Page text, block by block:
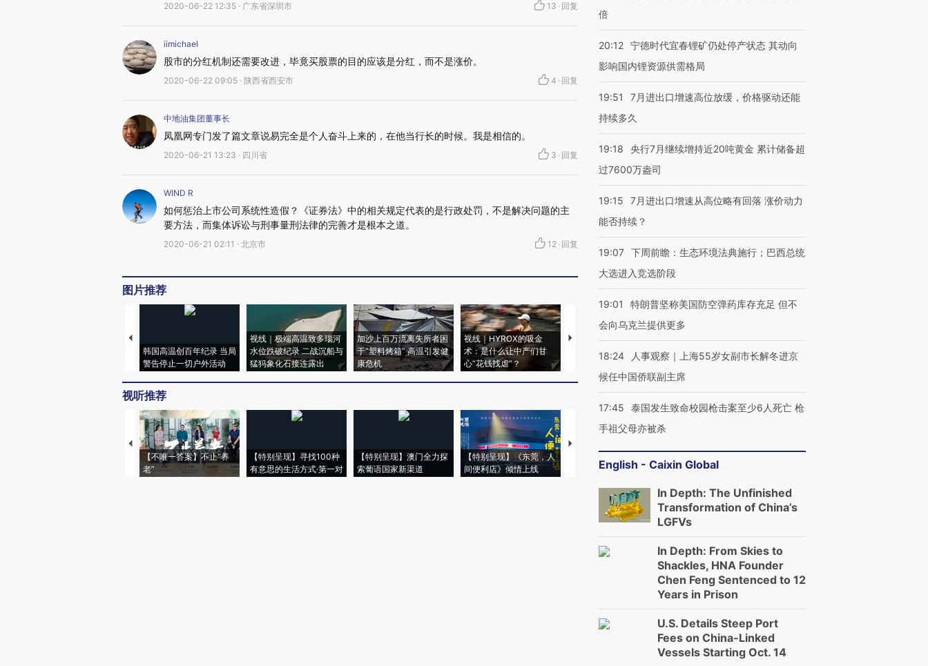
2020-06-22 12:35 · 广东省深圳市 13 · 回复
iimichael
股市的分红机制还需要改进，毕竟买股票的目的应该是分红，而不是涨价。
2020-06-22 09:05 · 陕西省西安市 4 · 回复
中地油集团董事长
凤凰网专门发了篇文章说易完全是个人奋斗上来的，在他当行长的时候。我是相信的。
2020-06-21 13:23 · 四川省 3 · 回复
WIND R
如何惩治上市公司系统性造假？《证券法》中的相关规定代表的是行政处罚，不是解决问题的主
要方法，而集体诉讼与刑事量刑法律的完善才是根本之道。
2020-06-21 02:11 · 北京市 12 · 回复
图片推荐
韩国高温创百年纪录 当局
警告停止一切户外活动
视线｜极端高温致多瑙河
水位跌破纪录 二战沉船与
猛犸象化石接连露出
加沙上百万流离失所者困
于“塑料烤箱” 高温引发健
康危机
视线｜HYROX的吸金
术：是什么让中产们甘
心“花钱找虐”？
马航飞行员跨国走私7万
粒摇头丸 尿检体内含3种
视线｜被称为“蟑螂”的印
度Z世代 用街头抗争将教
育部长拱下台
视线｜“入侵”还是“人道危
机”？难民潮撕裂西班牙
飞地休达
视听推荐
【不唯一答案】不止“养
老”
【特别呈现】寻找100种
有意思的生活方式·第一对
【特别呈现】澳门全力探
索葡语国家新渠道
【特别呈现】《东莞，人
间便利店》倾情上线
【推广】走进第四届链博
有意思的生活方式·第三对
倍
20:12 宁德时代宜春锂矿仍处停产状态 其动向
影响国内锂资源供需格局
19:51
7月进出口增速高位放缓，价格驱动还能
持续多久
19:18
央行7月继续增持近20吨黄金 累计储备超
过7600万盎司
19:15
7月进出口增速从高位略有回落 涨价动力
能否持续？
19:07 下周前瞻：生态环境法典施行；巴西总统
大选进入竞选阶段
19:01
特朗普坚称美国防空弹药库存充足 但不
会向乌克兰提供更多
18:24
人事观察｜上海55岁女副市长解冬进京
候任中国侨联副主席
17:45
泰国发生致命校园枪击案至少6人死亡 枪
手祖父母亦被杀
English - Caixin Global
In Depth: The Unfinished
Transformation of China’s
LGFVs
In Depth: From Skies to
Shackles, HNA Founder
Chen Feng Sentenced to 12
Years in Prison
U.S. Details Steep Port
Fees on China-Linked
Vessels Starting Oct. 14